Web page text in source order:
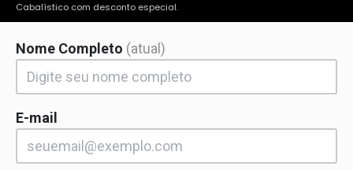
Cabalístico com desconto especial.
Nome Completo (atual)
E-mail